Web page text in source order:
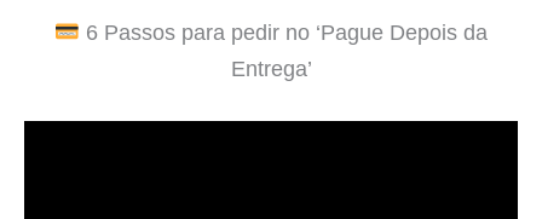
6 Passos para pedir no ‘Pague Depois da
Entrega’